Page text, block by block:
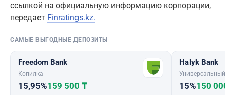
ссылкой на официальную информацию корпорации,
передает Finratings.kz.
САМЫЕ ВЫГОДНЫЕ ДЕПОЗИТЫ
Freedom Bank
Копилка
15,95%159 500 ₸
Halyk Bank
Универсальный
15%150